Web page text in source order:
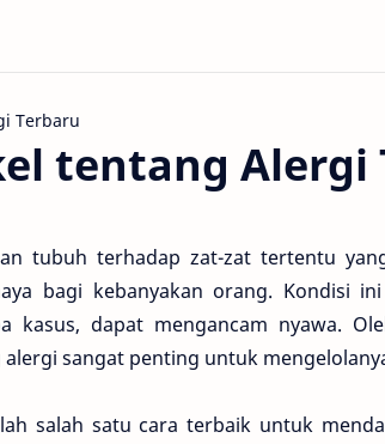
tentang Alergi
tubuh terhadap zat-zat tertentu
bagi kebanyakan orang. Kondisi
kasus, dapat mengancam nyawa.
sangat penting untuk
salah satu cara terbaik untuk